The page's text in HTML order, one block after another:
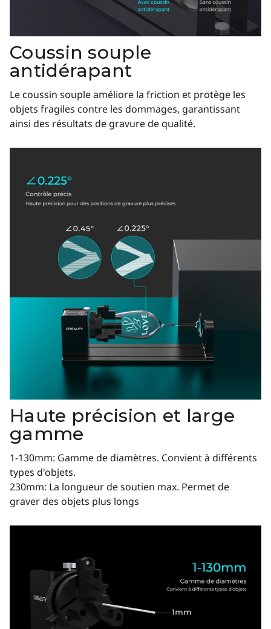
Coussin souple
antidérapant
Le coussin souple améliore la friction et protège les
objets fragiles contre les dommages, garantissant
ainsi des résultats de gravure de qualité.
Haute précision et large
gamme
1-130mm: Gamme de diamètres. Convient à différents
types d'objets.
230mm: La longueur de soutien max. Permet de
graver des objets plus longs